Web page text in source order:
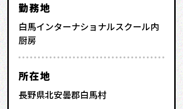
勤務地
白馬インターナショナルスクール内
厨房
所在地
長野県北安曇郡白馬村